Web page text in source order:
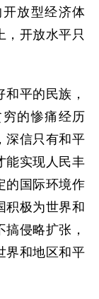
放型经济体
，开放水平只
平的民族，
的惨痛经历
深信只有和平
能实现人民丰
的国际环境作
积极为世界和
侵略扩张，
界和地区和平